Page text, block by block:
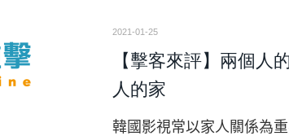
2021-01-25
【擊客來評】兩個人
人的家
韓國影視常以家人關係為